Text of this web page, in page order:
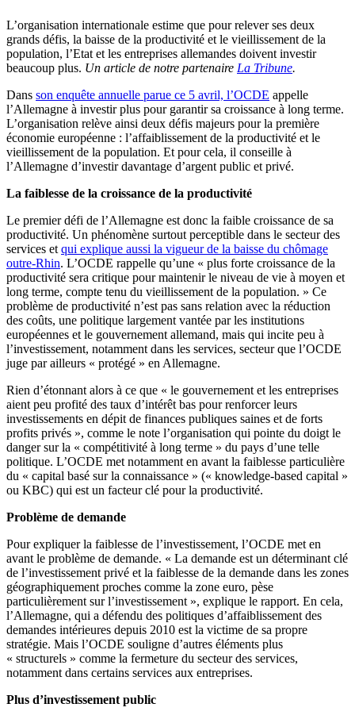
L’organisation internationale estime que pour relever ses deux
grands défis, la baisse de la productivité et le vieillissement de la
population, l’Etat et les entreprises allemandes doivent investir
beaucoup plus. Un article de notre partenaire La Tribune.
Dans son enquête annuelle parue ce 5 avril, l’OCDE appelle
l’Allemagne à investir plus pour garantir sa croissance à long terme.
L’organisation relève ainsi deux défis majeurs pour la première
économie européenne : l’affaiblissement de la productivité et le
vieillissement de la population. Et pour cela, il conseille à
l’Allemagne d’investir davantage d’argent public et privé.
La faiblesse de la croissance de la productivité
Le premier défi de l’Allemagne est donc la faible croissance de sa
productivité. Un phénomène surtout perceptible dans le secteur des
services et qui explique aussi la vigueur de la baisse du chômage
outre-Rhin. L’OCDE rappelle qu’une « plus forte croissance de la
productivité sera critique pour maintenir le niveau de vie à moyen et
long terme, compte tenu du vieillissement de la population. » Ce
problème de productivité n’est pas sans relation avec la réduction
des coûts, une politique largement vantée par les institutions
européennes et le gouvernement allemand, mais qui incite peu à
l’investissement, notamment dans les services, secteur que l’OCDE
juge par ailleurs « protégé » en Allemagne.
Rien d’étonnant alors à ce que « le gouvernement et les entreprises
aient peu profité des taux d’intérêt bas pour renforcer leurs
investissements en dépit de finances publiques saines et de forts
profits privés », comme le note l’organisation qui pointe du doigt le
danger sur la « compétitivité à long terme » du pays d’une telle
politique. L’OCDE met notamment en avant la faiblesse particulière
du « capital basé sur la connaissance » (« knowledge-based capital »
ou KBC) qui est un facteur clé pour la productivité.
Problème de demande
Pour expliquer la faiblesse de l’investissement, l’OCDE met en
avant le problème de demande. « La demande est un déterminant clé
de l’investissement privé et la faiblesse de la demande dans les zones
géographiquement proches comme la zone euro, pèse
particulièrement sur l’investissement », explique le rapport. En cela,
l’Allemagne, qui a défendu des politiques d’affaiblissement des
demandes intérieures depuis 2010 est la victime de sa propre
stratégie. Mais l’OCDE souligne d’autres éléments plus
« structurels » comme la fermeture du secteur des services,
notamment dans certains services aux entreprises.
Plus d’investissement public